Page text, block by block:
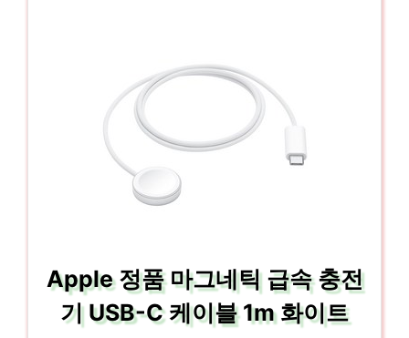
Apple 정품 마그네틱 급속 충전
기 USB-C 케이블 1m 화이트